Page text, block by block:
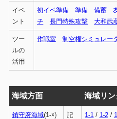
イベ
ント
初イベ準備 準備 備蓄
チ
長門特殊攻撃 大和武
ツー
ルの
活用
作戦室 制空権シミュレー
海域方面 海域リン
鎮守府海域(1-☓)
記
1-1 / 1-2/